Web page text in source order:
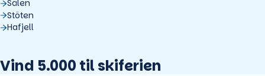
Sälen
Stöten
Hafjell
Vind 5.000 til skiferien